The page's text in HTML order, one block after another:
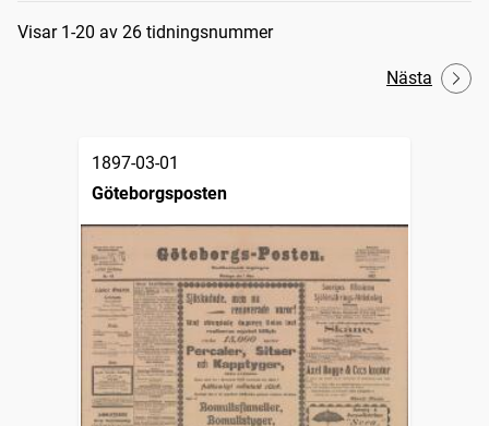
Sökresultat
Visar 1-20 av 26 tidningsnummer
Nästa
1897-03-01
Göteborgsposten